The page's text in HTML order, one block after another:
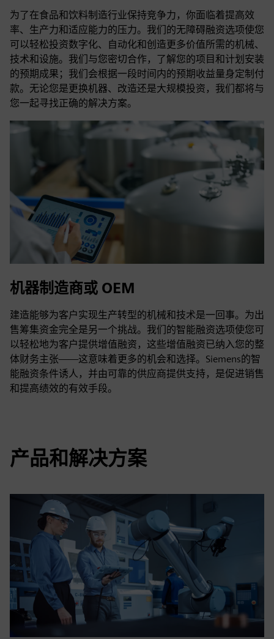
为了在食品和饮料制造行业保持竞争力，你面临着提高效
率、生产力和适应能力的压力。我们的无障碍融资选项使您
可以轻松投资数字化、自动化和创造更多价值所需的机械、
技术和设施。我们与您密切合作，了解您的项目和计划安装
的预期成果；我们会根据一段时间内的预期收益量身定制付
款。无论您是更换机器、改造还是大规模投资，我们都将与
您一起寻找正确的解决方案。
机器制造商或 OEM
建造能够为客户实现生产转型的机械和技术是一回事。为出
售筹集资金完全是另一个挑战。我们的智能融资选项使您可
以轻松地为客户提供增值融资，这些增值融资已纳入您的整
体财务主张——这意味着更多的机会和选择。Siemens的智
能融资条件诱人，并由可靠的供应商提供支持，是促进销售
和提高绩效的有效手段。
产品和解决方案